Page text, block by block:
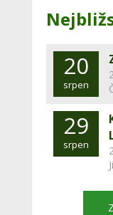
20
srpen
29
srpen